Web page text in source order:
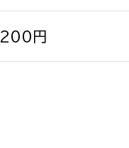
200円